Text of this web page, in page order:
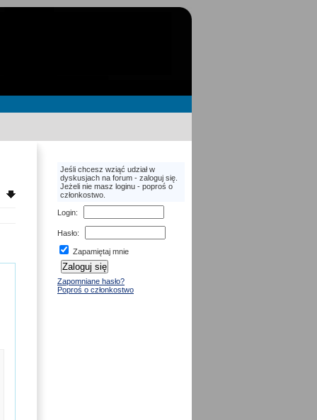
Jeśli chcesz wziąć udział w
dyskusjach na forum - zaloguj się.
Jeżeli nie masz loginu - poproś o
członkostwo.
Login:
Hasło:
Zapamiętaj mnie
Zapomniane hasło?
Poproś o członkostwo